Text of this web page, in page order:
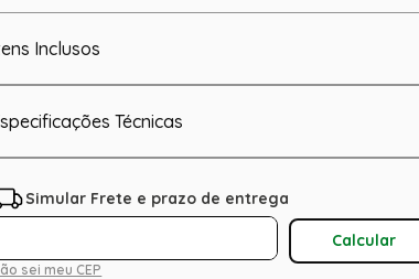
Inclusos
Técnicas
sei meu CEP
Calcular O Frete